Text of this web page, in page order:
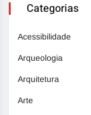
Categorias
Acessibilidade
Arqueologia
Arquitetura
Arte